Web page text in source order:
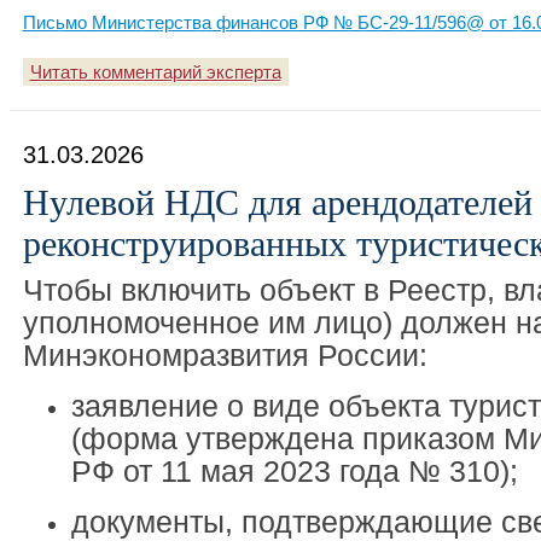
Письмо Министерства финансов РФ № БС-29-11/596@ от
Читать комментарий эксперта
31.03.2026
Нулевой НДС для арендодателей
реконструированных
Чтобы включить объект в Реестр,
уполномоченное им лицо) должен
Минэкономразвития России:
заявление о виде объекта
(форма утверждена приказом
РФ от 11 мая 2023 года № 310);
документы, подтверждающие